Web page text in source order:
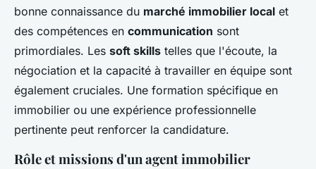
bonne connaissance du marché immobilier local et
des compétences en communication sont
primordiales. Les soft skills telles que l'écoute, la
négociation et la capacité à travailler en équipe sont
également cruciales. Une formation spécifique en
immobilier ou une expérience professionnelle
pertinente peut renforcer la candidature.
Rôle et missions d'un agent immobilier